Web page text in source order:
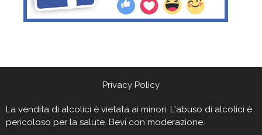
Privacy Policy
La vendita di alcolici è vietata ai minori. L'abuso di alcolici è
pericoloso per la salute. Bevi con moderazione.